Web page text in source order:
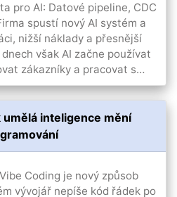
pro AI: Datové pipeline, CDC
spustí nový AI systém a
nižší náklady a přesnější
však AI začne používat
zákazníky a pracovat s…
umělá inteligence mění
Coding je nový způsob
vývojář nepíše kód řádek po